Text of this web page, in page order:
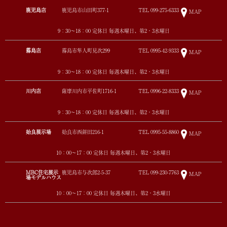
鹿児島店 鹿児島市山田町377-1 TEL 099-275-6333 MAP
9：30～18：00 定休日 毎週木曜日、第2・3水曜日
霧島店 霧島市隼人町見次299 TEL 0995-42-9333 MAP
9：30～18：00 定休日 毎週木曜日、第2・3水曜日
川内店 薩摩川内市平佐町1716-1 TEL 0996-22-8333 MAP
9：30～18：00 定休日 毎週木曜日、第2・3水曜日
姶良展示場 姶良市西餅田216-1 TEL 0995-55-8860 MAP
10：00～17：00 定休日 毎週木曜日、第2・3水曜日
MBC住宅展示
場モデルハウス
鹿児島市与次郎2-5-37 TEL 099-230-7763 MAP
10：00～17：00 定休日 毎週木曜日、第2・3水曜日